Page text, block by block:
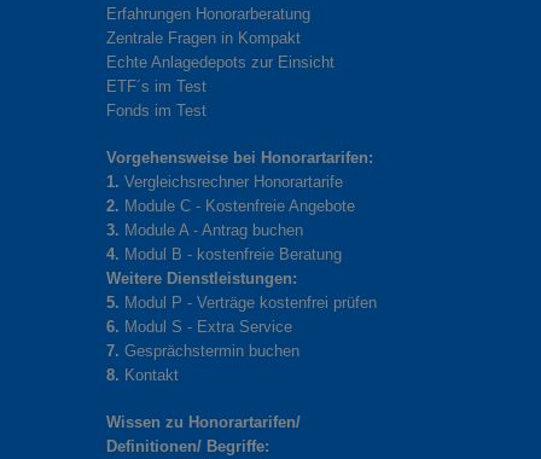
Erfahrungen Honorarberatung
Zentrale Fragen in Kompakt
Echte Anlagedepots zur Einsicht
ETF´s im Test
Fonds im Test
Vorgehensweise bei Honorartarifen:
1. Vergleichsrechner Honorartarife
2. Module C - Kostenfreie Angebote
3. Module A - Antrag buchen
4. Modul B - kostenfreie Beratung
Weitere Dienstleistungen:
5. Modul P - Verträge kostenfrei prüfen
6. Modul S - Extra Service
7. Gesprächstermin buchen
8. Kontakt
Wissen zu Honorartarifen/
Definitionen/ Begriffe: